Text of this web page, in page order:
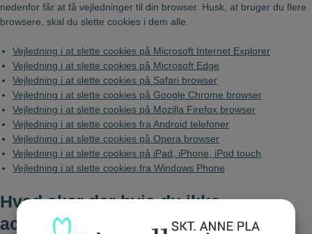
nedenfor får at få vejledninger til din browser. Husk, at bruger du flere
browsere, skal du slette cookies i dem alle.
Vejledning i at slette cookies på Microsoft Internet Explorer
Vejledning i at slette cookies på Microsoft Edge
Vejledning i at slette cookies på Safari browser
Vejledning i at slette cookies på Google Chrome browser
Vejledning i at slette cookies på Mozilla Firefox browser
Vejledning i at slette cookies fra Android telefoner
Vejledning i at slette cookies på Opera browser
Vejledning i at slette cookies på iPad, iPhone, iPod touch
Vejledning i at slette cookies fra Windows Phone
Hvad sker der hvis du ikke
accepterer eller sletter cookies